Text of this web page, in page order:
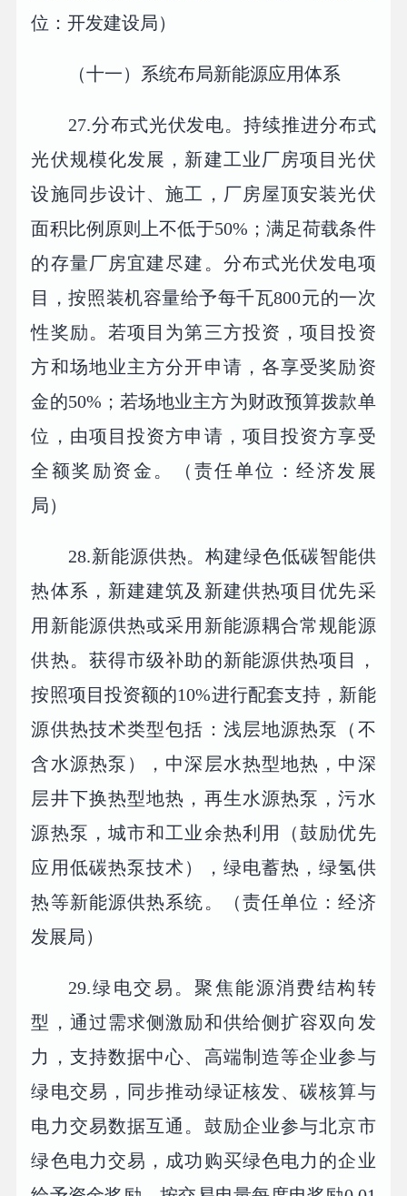
位：开发建设局）
（十一）系统布局新能源应用体系
27.分布式光伏发电。持续推进分布式
光伏规模化发展，新建工业厂房项目光伏
设施同步设计、施工，厂房屋顶安装光伏
面积比例原则上不低于50%；满足荷载条件
的存量厂房宜建尽建。分布式光伏发电项
目，按照装机容量给予每千瓦800元的一次
性奖励。若项目为第三方投资，项目投资
方和场地业主方分开申请，各享受奖励资
金的50%；若场地业主方为财政预算拨款单
位，由项目投资方申请，项目投资方享受
全额奖励资金。（责任单位：经济发展
局）
28.新能源供热。构建绿色低碳智能供
热体系，新建建筑及新建供热项目优先采
用新能源供热或采用新能源耦合常规能源
供热。获得市级补助的新能源供热项目，
按照项目投资额的10%进行配套支持，新能
源供热技术类型包括：浅层地源热泵（不
含水源热泵），中深层水热型地热，中深
层井下换热型地热，再生水源热泵，污水
源热泵，城市和工业余热利用（鼓励优先
应用低碳热泵技术），绿电蓄热，绿氢供
热等新能源供热系统。（责任单位：经济
发展局）
29.绿电交易。聚焦能源消费结构转
型，通过需求侧激励和供给侧扩容双向发
力，支持数据中心、高端制造等企业参与
绿电交易，同步推动绿证核发、碳核算与
电力交易数据互通。鼓励企业参与北京市
绿色电力交易，成功购买绿色电力的企业